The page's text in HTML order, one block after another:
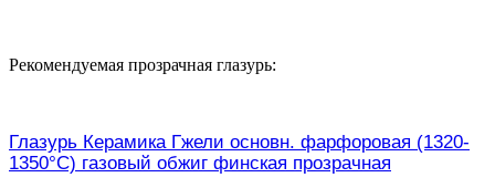
Рекомендуемая прозрачная глазурь:
Глазурь Керамика Гжели основн. фарфоровая (1320-
1350°С) газовый обжиг финская прозрачная